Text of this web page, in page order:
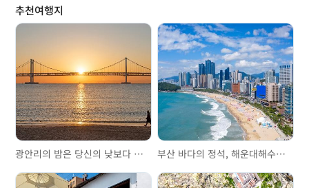
추천여행지
광안리의 밤은 당신의 낮보다 아름답다 부산 바다의 정석, 해운대해수욕장